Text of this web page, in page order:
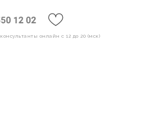
консультанты онлайн с 12 до 20 (мск)